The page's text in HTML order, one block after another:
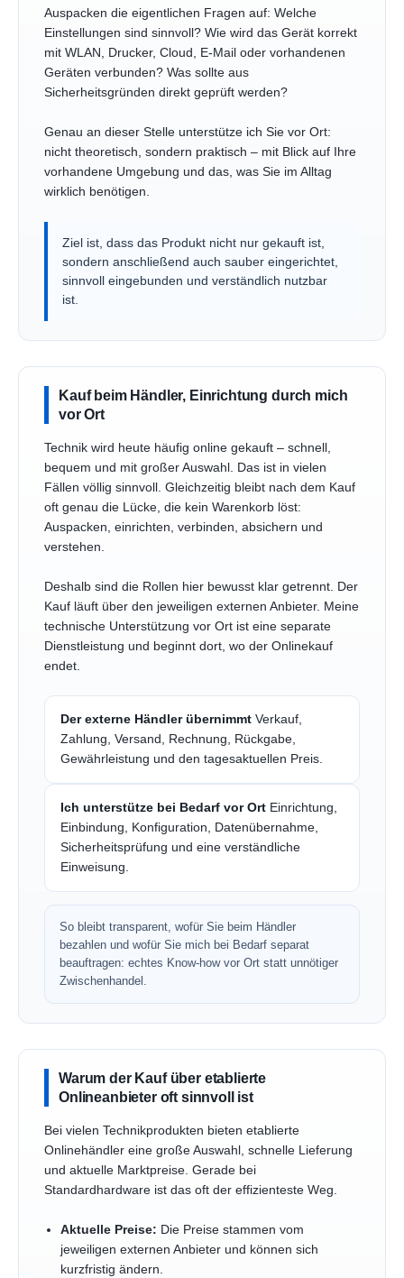
Auspacken die eigentlichen Fragen auf: Welche
Einstellungen sind sinnvoll? Wie wird das Gerät korrekt
mit WLAN, Drucker, Cloud, E-Mail oder vorhandenen
Geräten verbunden? Was sollte aus
Sicherheitsgründen direkt geprüft werden?
Genau an dieser Stelle unterstütze ich Sie vor Ort:
nicht theoretisch, sondern praktisch – mit Blick auf Ihre
vorhandene Umgebung und das, was Sie im Alltag
wirklich benötigen.
Ziel ist, dass das Produkt nicht nur gekauft ist,
sondern anschließend auch sauber eingerichtet,
sinnvoll eingebunden und verständlich nutzbar
ist.
Kauf beim Händler, Einrichtung durch mich
vor Ort
Technik wird heute häufig online gekauft – schnell,
bequem und mit großer Auswahl. Das ist in vielen
Fällen völlig sinnvoll. Gleichzeitig bleibt nach dem Kauf
oft genau die Lücke, die kein Warenkorb löst:
Auspacken, einrichten, verbinden, absichern und
verstehen.
Deshalb sind die Rollen hier bewusst klar getrennt. Der
Kauf läuft über den jeweiligen externen Anbieter. Meine
technische Unterstützung vor Ort ist eine separate
Dienstleistung und beginnt dort, wo der Onlinekauf
endet.
Der externe Händler übernimmt Verkauf,
Zahlung, Versand, Rechnung, Rückgabe,
Gewährleistung und den tagesaktuellen Preis.
Ich unterstütze bei Bedarf vor Ort Einrichtung,
Einbindung, Konfiguration, Datenübernahme,
Sicherheitsprüfung und eine verständliche
Einweisung.
So bleibt transparent, wofür Sie beim Händler
bezahlen und wofür Sie mich bei Bedarf separat
beauftragen: echtes Know-how vor Ort statt unnötiger
Zwischenhandel.
Warum der Kauf über etablierte
Onlineanbieter oft sinnvoll ist
Bei vielen Technikprodukten bieten etablierte
Onlinehändler eine große Auswahl, schnelle Lieferung
und aktuelle Marktpreise. Gerade bei
Standardhardware ist das oft der effizienteste Weg.
Aktuelle Preise: Die Preise stammen vom
jeweiligen externen Anbieter und können sich
kurzfristig ändern.